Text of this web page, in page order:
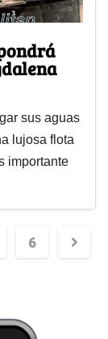
sus aguas
lujosa flota
importante
6